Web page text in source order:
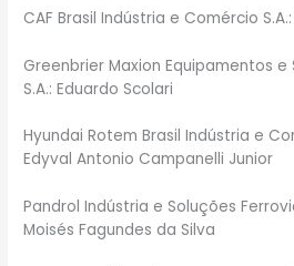
CAF Brasil Indústria e Comércio
Greenbrier Maxion Equipamentos e
S.A.: Eduardo Scolari
Hyundai Rotem Brasil Indústria e
Edyval Antonio Campanelli Junior
Pandrol Indústria e Soluções
Moisés Fagundes da Silva